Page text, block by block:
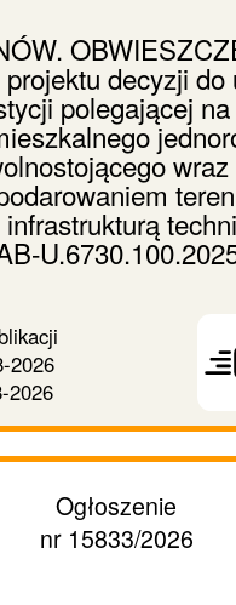
decyzji do
polegającej
wraz
2026
2026
dalej
Ogłoszenie
nr 15833/2026